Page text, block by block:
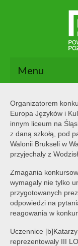
Menu
O nas
Dokumenty
Zajęcia
Kontakt
BIP
Organizatorem
Europa Języków i
innym liceum na
z daną szkołą, pod
Walonii Brukseli w
przyjechały z
Zmagania
wymagały nie tylko
przygotowanych
odpowiedzi na
reagowania w
Uczennice
reprezentowały III